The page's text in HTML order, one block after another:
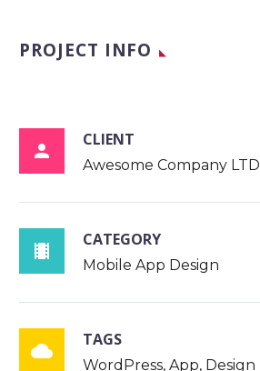
PROJECT INFO

CLIENT
Awesome Company LTD

CATEGORY
Mobile App Design

TAGS
WordPress, App, Design